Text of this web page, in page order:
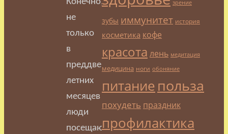
Конечно,
не
только
в
преддверии
летних
месяцев
люди
посещают
зрение
зубы иммунитет история
косметика кофе
красота лень медитация
медицина ноги обоняние
питание польза
похудеть праздник
профилактика